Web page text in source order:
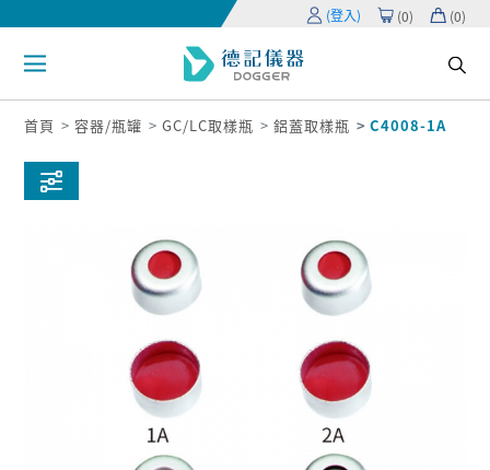
(登入) (0) (0)
首頁 容器/瓶罐 GC/LC取樣瓶 鋁蓋取樣瓶 C4008-1A